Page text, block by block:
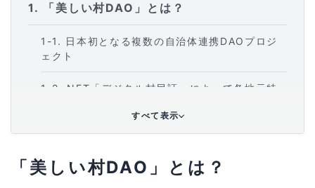
1 「美しい村DAO」とは？
1-1
日本初となる複数の自治体連携DAOプロジ
ェクト
1-2
NFT「デジタル村民証」によって各地元特
1-3 智頭町：「２泊３日地域資源ツアーNFT」
1-4
松崎町：「限定特典付き！松崎町長がデジ
すべて表示
「美しい村DAO」とは？